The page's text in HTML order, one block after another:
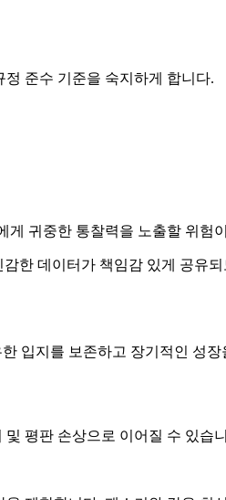
준수 기준을 숙지하게 합니다.
게 귀중한 통찰력을 노출할 위험
한 데이터가 책임감 있게 공유
입지를 보존하고 장기적인 성장
평판 손상으로 이어질 수 있습